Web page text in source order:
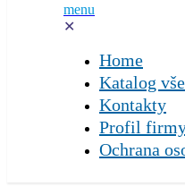
menu
✕
Home
Katalog
Kontakty
Profil
Ochrana